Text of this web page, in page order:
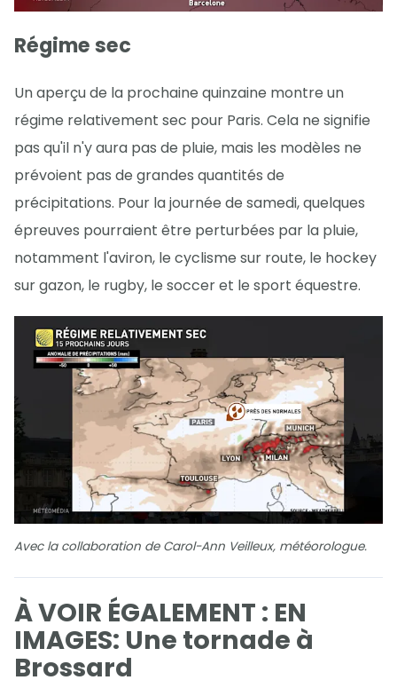
Régime sec
Un aperçu de la prochaine quinzaine montre un
régime relativement sec pour Paris. Cela ne signifie
pas qu'il n'y aura pas de pluie, mais les modèles ne
prévoient pas de grandes quantités de
précipitations. Pour la journée de samedi, quelques
épreuves pourraient être perturbées par la pluie,
notamment l'aviron, le cyclisme sur route, le hockey
sur gazon, le rugby, le soccer et le sport équestre.
Avec la collaboration de Carol-Ann Veilleux, météorologue.
À VOIR ÉGALEMENT : EN
IMAGES: Une tornade à
Brossard